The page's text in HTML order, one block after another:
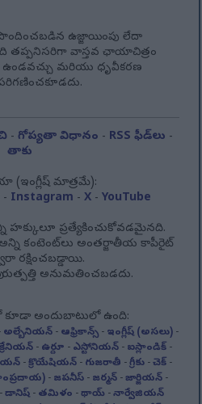
ఉజ్జాయింపు లేదా
తప్పనిసరిగా వాస్తవ ఛాయాచిత్రం
ఉండవచ్చు మరియు ధృవీకరణ
- గోప్యతా విధానం - RSS ఫీడ్‌లు -
తాకు
మాత్రమే):
- Instagram -X -YouTube
హక్కులూ ప్రత్యేకించుకోవడమైనది.
కంటెంట్‌లు అంతర్జాతీయ కాపీరైట్
రక్షించబడ్డాయి.
అనుమతించబడదు.
అందుబాటులో ఉంది:
అల్బేనియన్ - ఆఫ్రికాన్స్ - ఇంగ్లీష్ (అసలు) -
- ఉర్దూ - ఎస్టోనియన్ - ఐస్లాండిక్ -
-క్రొయేషియన్ - గుజరాతీ -గ్రీకు -చెక్ -
- జపనీస్- జర్మన్-జార్జియన్-
-డానిష్ - తమిళం -థాయ్ -నార్వేజియన్